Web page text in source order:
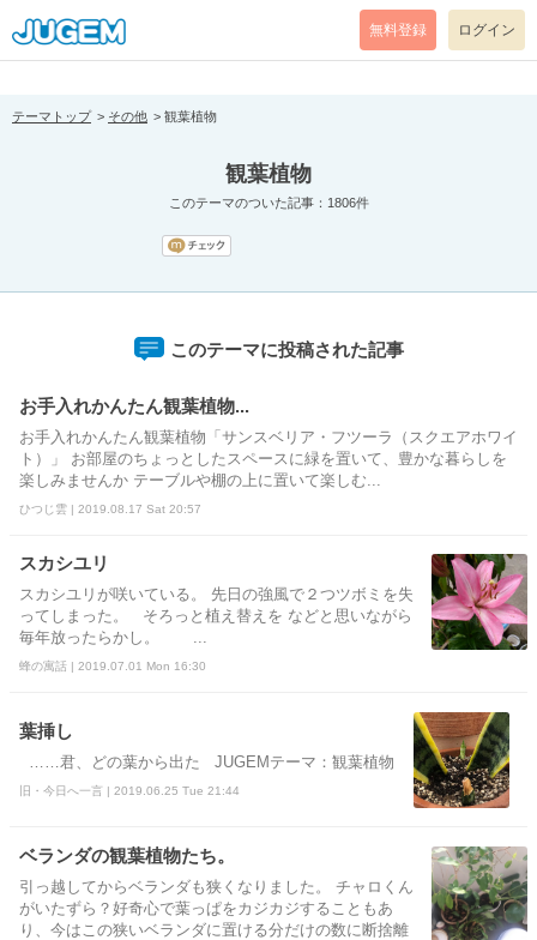
[pear_error: message="Success" code=0 mode=return level=notice
prefix="" info=""]
無料登録 ログイン
テーマトップ その他 観葉植物
観葉植物
このテーマのついた記事：1806件
このテーマに投稿された記事
お手入れかんたん観葉植物...
お手入れかんたん観葉植物「サンスベリア・フツーラ（スクエアホワイ
ト）」 お部屋のちょっとしたスペースに緑を置いて、豊かな暮らしを
楽しみませんか テーブルや棚の上に置いて楽しむ...
ひつじ雲 | 2019.08.17 Sat 20:57
スカシユリ
スカシユリが咲いている。 先日の強風で２つツボミを失
ってしまった。 そろっと植え替えを などと思いながら
毎年放ったらかし。 ...
蜂の寓話 | 2019.07.01 Mon 16:30
葉挿し
……君、どの葉から出た JUGEMテーマ：観葉植物
旧・今日へ一言 | 2019.06.25 Tue 21:44
ベランダの観葉植物たち。
引っ越してからベランダも狭くなりました。 チャロくん
がいたずら？好奇心で葉っぱをカジカジすることもあ
り、今はこの狭いベランダに置ける分だけの数に断捨離